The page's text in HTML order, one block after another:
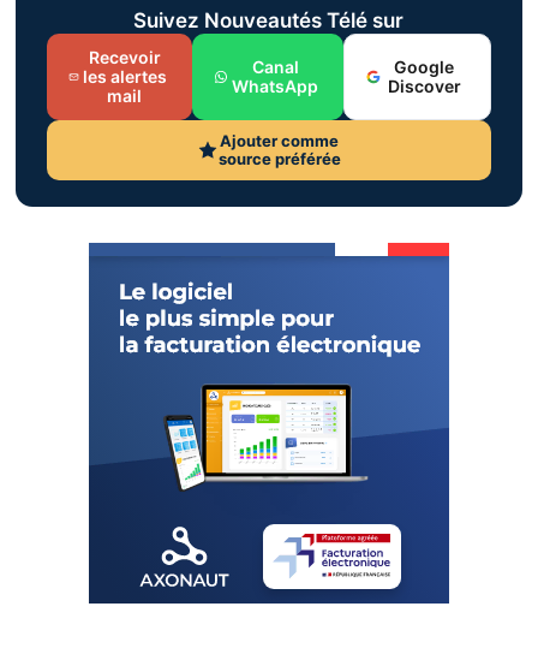
Suivez Nouveautés Télé sur
Recevoir
les alertes
mail
Canal
WhatsApp
Google
Discover
Ajouter comme
source préférée